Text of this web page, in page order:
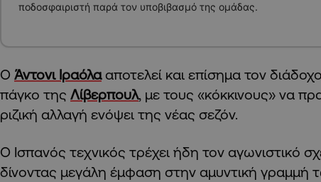
ποδοσφαιριστή παρά τον υποβιβασμό της ομάδας.
Ο Άντονι Ιραόλααποτελεί και επίσημα τον
πάγκο της Λίβερπουλ, με τους «κόκκινους» να
ριζική αλλαγή ενόψει της νέας σεζόν.
Ο Ισπανός τεχνικός τρέχει ήδη τον αγωνιστικό
δίνοντας μεγάλη έμφαση στην αμυντική γραμμή